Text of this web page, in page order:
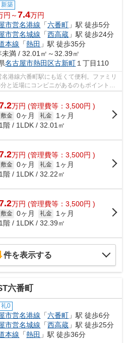
新築
円～7.4万円
市営名港線 「六番町 」駅 徒歩5分
市営名城線 「西高蔵 」駅 徒歩24分
本線 「熱田 」駅 徒歩35分
未満 / 32.01㎡～32.39㎡
名古屋市熱田区古新町 １丁目110
港線六番町駅にも近くて便利。ファミリ
と近場にコンビニがあるのもポイント。
歩5分...
万円 (管理費等：3,500円 )
敷金 0ヶ月 礼金
1ヶ月
1階 / 1LDK / 32.01㎡
万円 (管理費等：3,500円 )
敷金 0ヶ月 礼金
1ヶ月
1階 / 1LDK / 32.22㎡
万円 (管理費等：3,500円 )
敷金 0ヶ月 礼金
1ヶ月
1階 / 1LDK / 32.39㎡
件を表示する
六番町
礼0
市営名港線 「六番町 」駅 徒歩6分
市営名城線 「西高蔵 」駅 徒歩25分
本線 「熱田 」駅 徒歩36分